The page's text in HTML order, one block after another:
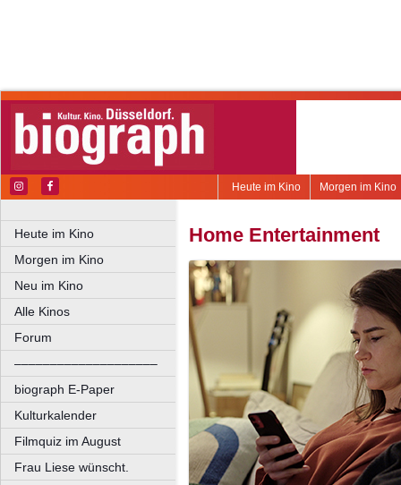
Morgen im Kino
Heute im Kino
Heute im Kino
Morgen im Kino
Neu im Kino
Alle Kinos
Forum
––––––––––––––––––––
biograph E-Paper
Kulturkalender
Filmquiz im August
Frau Liese wünscht.
Home Entertainment